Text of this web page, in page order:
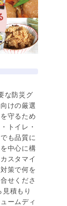
な防災グ
けの厳選
守るため
トイレ・
も品質に
中心に構
スタマイ
策で何を
せくださ
積もり
ームディ